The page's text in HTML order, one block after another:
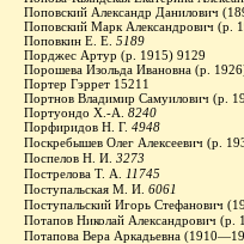
Поповский Александр Данилович
Поповский Марк Александрович (р.
Поповкин Е. Е. 5189
Порджес Артур (р. 1915) 9129
Порошева Изольда Ивановна (р.
Портер Гэррет 15211
Портнов Владимир Самуилович (р.
Портуондо Х.-А. 8240
Порфиридов Н. Г. 4948
Поскребышев Олег Алексеевич (р.
Поспелов Н. И. 3273
Пострелова Т. А. 11745
Поступальская М. И. 6061
Поступальский Игорь Стефанович
Потапов Николай Александрович (р.
Потапова Вера Аркадьевна